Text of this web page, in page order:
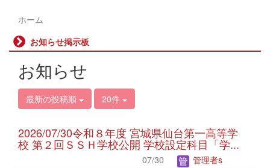
ホーム
お知らせ掲示板
お知らせ
最新の投稿順 20件
2026/07/30令和８年度 宮城県仙台第一高等学
校 第２回ＳＳＨ学校公開 学校設定科目「学...
07/30 管理者s